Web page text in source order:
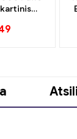
derinys